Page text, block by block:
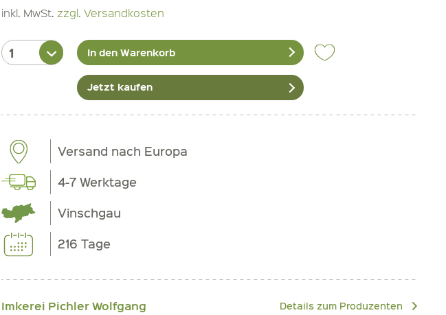
inkl. MwSt. zzgl. Versandkosten
In den Warenkorb
Jetzt kaufen
Versand nach Europa
4-7 Werktage
Vinschgau
216 Tage
Imkerei Pichler Wolfgang Details zum Produzenten